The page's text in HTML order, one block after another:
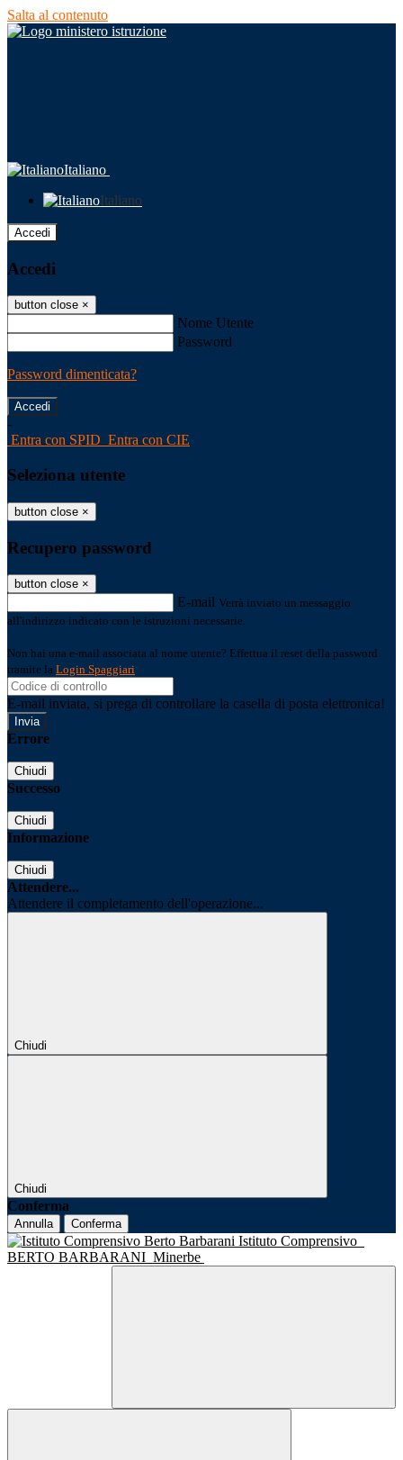
Salta al contenuto
Italiano
Italiano
Accedi
Accedi
button close ×
Nome Utente
Password
Password dimenticata?
-
Entra con SPID Entra con CIE
Seleziona utente
button close ×
Recupero password
button close ×
E-mail Verrà inviato un messaggio
all'indirizzo indicato con le istruzioni necessarie.
Non hai una e-mail associata al nome utente? Effettua il reset della password
tramite la Login Spaggiari
E-mail inviata, si prega di controllare la casella di posta elettronica!
Errore
Chiudi
Successo
Chiudi
Informazione
Chiudi
Attendere...
Attendere il completamento dell'operazione...
Chiudi
Chiudi
Conferma
Annulla Conferma
Istituto Comprensivo
BERTO BARBARANI Minerbe